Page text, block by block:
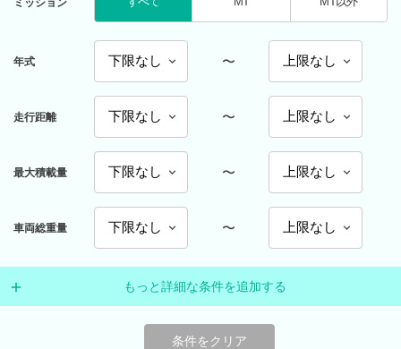
ミッション
年式 〜
走行距離 〜
最大積載量 〜
車両総重量 〜
もっと詳細な条件を追加する
条件をクリア